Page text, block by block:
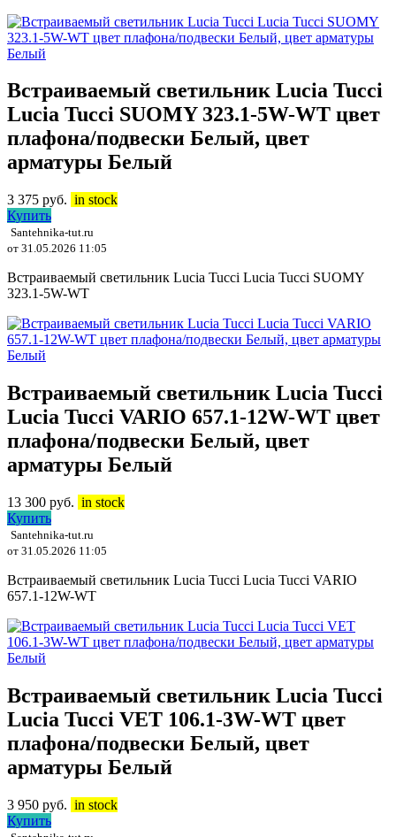
Встраиваемый светильник Lucia Tucci
Lucia Tucci SUOMY 323.1-5W-WT цвет
плафона/подвески Белый, цвет
арматуры Белый
3 375 руб. in stock
Купить
Santehnika-tut.ru
от 31.05.2026 11:05
Встраиваемый светильник Lucia Tucci Lucia Tucci SUOMY
323.1-5W-WT
Встраиваемый светильник Lucia Tucci
Lucia Tucci VARIO 657.1-12W-WT цвет
плафона/подвески Белый, цвет
арматуры Белый
13 300 руб. in stock
Купить
Santehnika-tut.ru
от 31.05.2026 11:05
Встраиваемый светильник Lucia Tucci Lucia Tucci VARIO
657.1-12W-WT
Встраиваемый светильник Lucia Tucci
Lucia Tucci VET 106.1-3W-WT цвет
плафона/подвески Белый, цвет
арматуры Белый
3 950 руб. in stock
Купить